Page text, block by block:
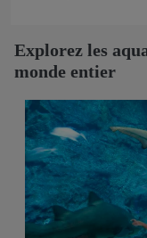
Explorez les
monde entier